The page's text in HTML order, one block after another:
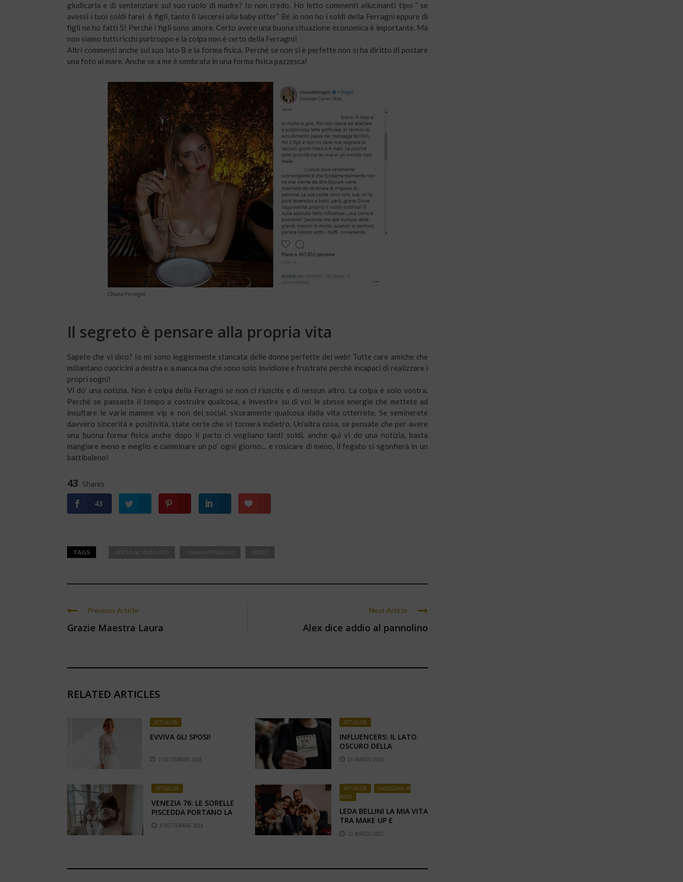
giudicarla e di sentenziare sul suo ruolo di madre? Io non credo. Ho letto commenti allucinanti tipo ” se
avessi i tuoi soldi farei 6 figli, tanto li lascerei alla baby sitter” Bé io non ho i soldi della Ferragni eppure di
figli ne ho fatti 5! Perchè i figli sono amore. Certo avere una buona situazione economica è importante. Ma
non siamo tutti ricchi purtroppo e la colpa non è certo della Ferragni!
Altri commenti anche sul suo lato B e la forma fisica. Perché se non si è perfette non si ha diritto di postare
una foto al mare. Anche se a me è sembrata in una forma fisica pazzesca!
Chiara Ferragni
Il segreto è pensare alla propria vita
Sapete che vi dico? Io mi sono leggermente stancata delle donne perfette del web! Tutte care amiche che
millantano cuoricini a destra e a manca ma che sono solo invidiose e frustrate perchè incapaci di realizzare i
propri sogni!
Vi do’ una notizia. Non è colpa della Ferragni se non ci riuscite e di nessun altro. La colpa è solo vostra.
Perché se passaste il tempo a costruire qualcosa, a investire su di voi le stesse energie che mettete ad
insultare le varie mamme vip e non dei social, sicuramente qualcosa dalla vita otterrete. Se seminerete
davvero sincerità e positività, state certe che vi tornerà indietro. Un’altra cosa, se pensate che per avere
una buona forma fisica anche dopo il parto ci vogliano tanti soldi, anche qui vi do una notizia, basta
mangiare meno e meglio e camminare un po’ ogni giorno… e rosicare di meno, il fegato si sgonfierà in un
battibaleno!
43 Shares
43
TAGS ADDIO AL NUBILATO CHIARA FERRAGNI FEDEZ
Previous Article
Grazie Maestra Laura
Next Article
Alex dice addio al pannolino
RELATED ARTICLES
ATTUALITÀ
EVVIVA GLI SPOSI!
3 SETTEMBRE 2018
ATTUALITÀ
INFLUENCERS: IL LATO
OSCURO DELLA
NOTORIETÀ
21 MARZO 2019
ATTUALITÀ
VENEZIA 76: LE SORELLE
PISCEDDA PORTANO LA
SARDEGNA SUL RED
CARPET
6 SETTEMBRE 2019
ATTUALITÀ ,
SARDEGNA IN
ROSA
LEDA BELLINI LA MIA VITA
TRA MAKE UP E
FOTOGRAFIA
13 MARZO 2022